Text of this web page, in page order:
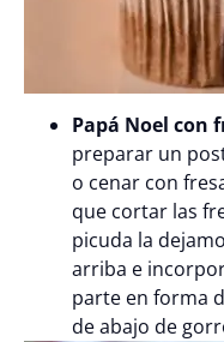
Papá Noel con
preparar un
o cenar con
que cortar las
picuda la
arriba e
parte en forma
de abajo de